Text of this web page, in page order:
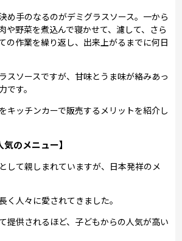
め手のなるのがデミグラスソース。一から
や野菜を煮込んで寝かせて、濾して、さら
の作業を繰り返し、出来上がるまでに何日
スソースですが、甘味とうま味が絡みあっ
です。
キッチンカーで販売するメリットを紹介し
気のメニュー】
して親しまれていますが、日本発祥のメ
く人々に愛されてきました。
提供されるほど、子どもからの人気が高い